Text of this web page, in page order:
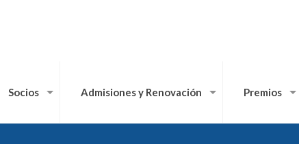
Socios Admisiones y Renovación Premios